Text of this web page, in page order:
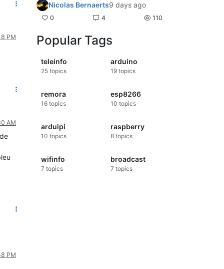
PM
AM
PM
Nicolas Bernaerts9 days ago
0 4 110
Popular Tags
teleinfo
25 topics
arduino
19topics
remora
16 topics
esp8266
10 topics
arduipi
10 topics
raspberry
8topics
wifinfo
7 topics
broadcast
7 topics